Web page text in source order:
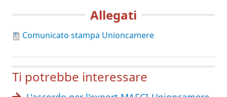
Allegati
Comunicato stampa Unioncamere
Ti potrebbe interessare